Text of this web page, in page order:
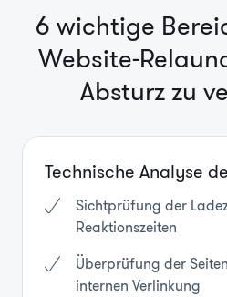
6 wichtige
Website-
Absturz zu
Technische Analyse
Sichtprüfung der
Reaktionszeiten
Überprüfung der
internen Verlinkung